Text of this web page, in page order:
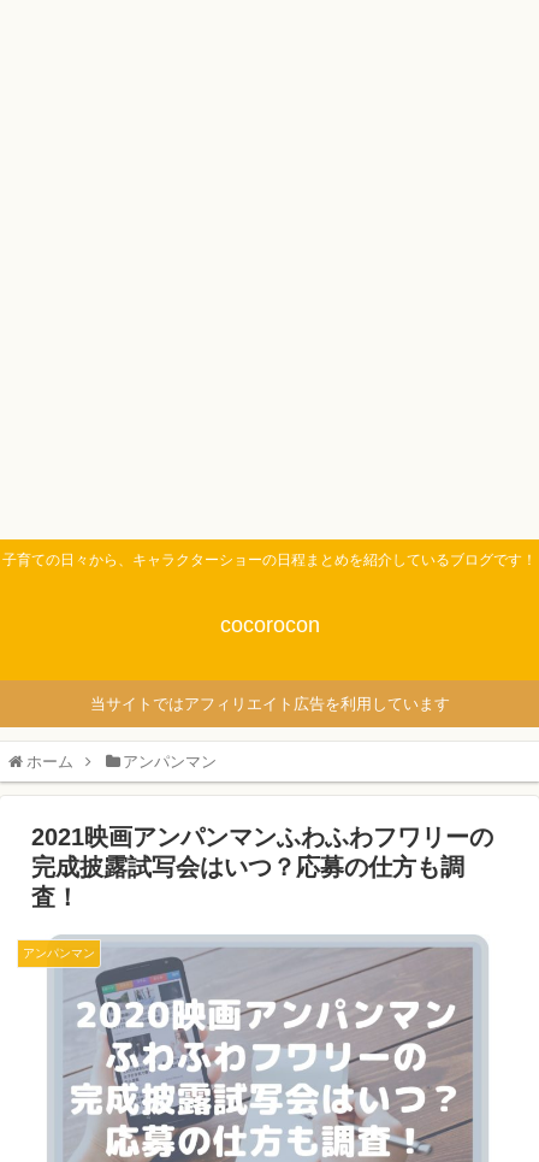
子育ての日々から、キャラクターショーの日程まとめを紹介しているブログです！
cocorocon
当サイトではアフィリエイト広告を利用しています
ホーム アンパンマン
2021映画アンパンマンふわふわフワリーの
完成披露試写会はいつ？応募の仕方も調
査！
アンパンマン